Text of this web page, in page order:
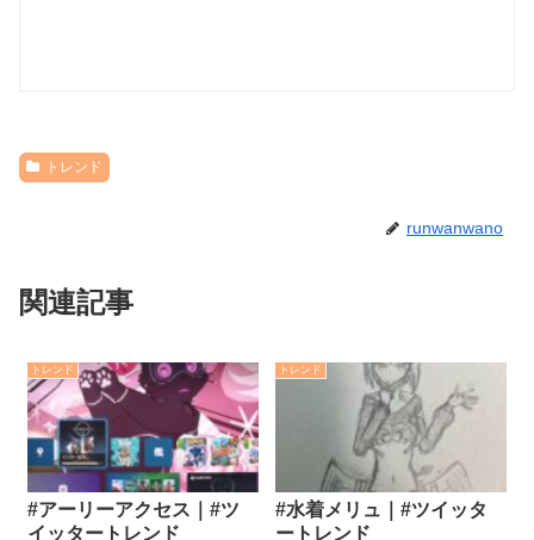
トレンド
runwanwano
関連記事
トレンド
#アーリーアクセス｜#ツ
イッタートレンド
トレンド
#水着メリュ｜#ツイッタ
ートレンド